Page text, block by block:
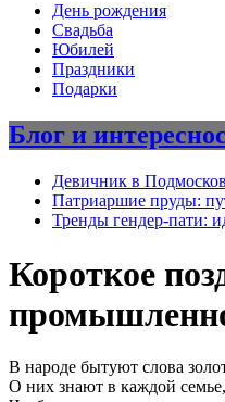
День рождения
Свадьба
Юбилей
Праздники
Подарки
Блог и
Девичник в
Патриаршие пруды:
Тренды гендер-пати:
Короткое
В народе бытуют слова
О них знают в каждой семье,